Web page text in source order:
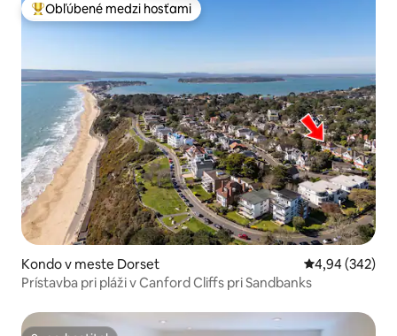
Najobľúbenejšie medzi hosťami
Obľúbené medzi hosťami
Kondo v meste Dorset Priemerné
4,94 (342)
Prístavba pri pláži v Canford Cliffs pri Sandbanks